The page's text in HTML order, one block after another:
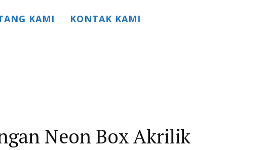
KAMI KONTAK KAMI
Neon Box Akrilik